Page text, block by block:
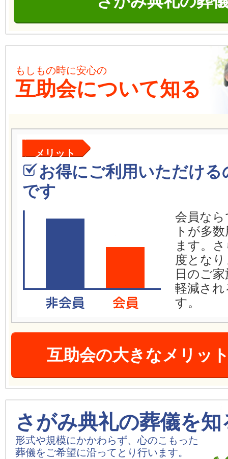
もしもの時に安心の
互助会について知る
メリット
お得にご利用いただける
です
会員な
トが多
ます。
度とな
日のご
軽減さ
す。
互助会の大きなメリッ
さがみ典礼の葬儀を知
形式や規模にかかわらず、心のこもった
葬儀をご希望に沿ってとり行います。